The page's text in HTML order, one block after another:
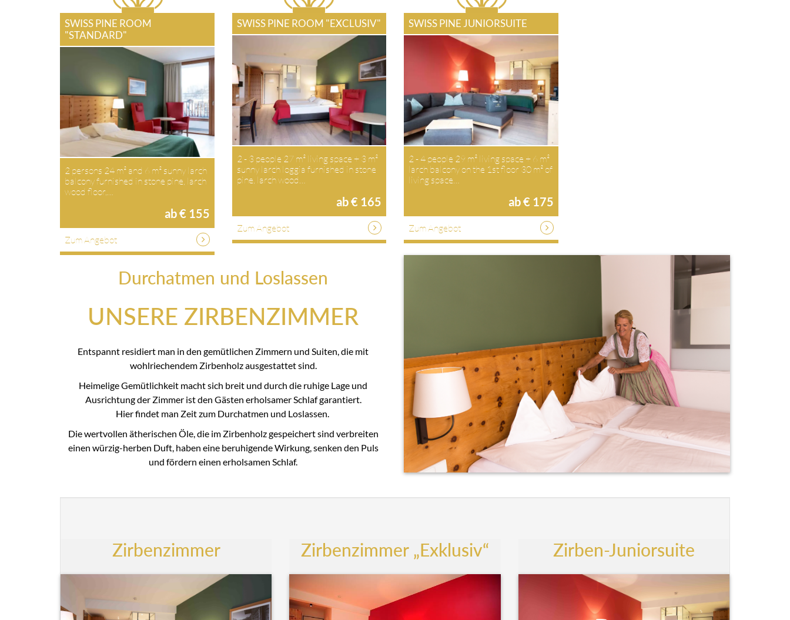
SWISS PINE ROOM
"STANDARD"
2 persons 24 m² and 6 m² sunny larch
balcony furnished in stone pine, larch
wood floor,…
ab € 155
Zum Angebot
SWISS PINE ROOM "EXCLUSIV"
2 - 3 people 27 m² living space + 3 m²
sunny larch loggia furnished in stone
pine, larch wood…
ab € 165
Zum Angebot
SWISS PINE JUNIORSUITE
2 - 4 people 29 m² living space + 6 m²
larch balcony on the 1st floor 30 m² of
living space…
ab € 175
Zum Angebot
Durchatmen und Loslassen
UNSERE ZIRBENZIMMER
Entspannt residiert man in den gemütlichen Zimmern und Suiten, die mit
wohlriechendem Zirbenholz ausgestattet sind.
Heimelige Gemütlichkeit macht sich breit und durch die ruhige Lage und
Ausrichtung der Zimmer ist den Gästen erholsamer Schlaf garantiert.
Hier findet man Zeit zum Durchatmen und Loslassen.
Die wertvollen ätherischen Öle, die im Zirbenholz gespeichert sind verbreiten
einen würzig-herben Duft, haben eine beruhigende Wirkung, senken den Puls
und fördern einen erholsamen Schlaf.
Zirbenzimmer Zirbenzimmer „Exklusiv“ Zirben-Juniorsuite